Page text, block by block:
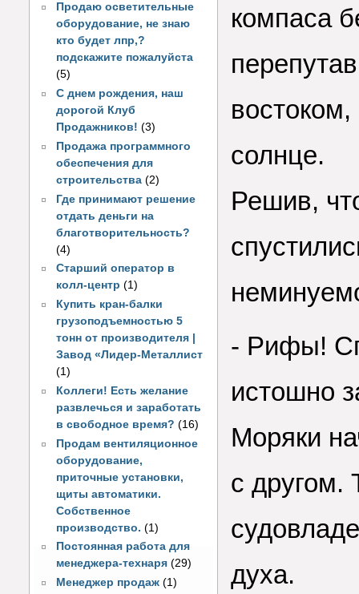
Продаю осветительные
оборудование, не знаю
кто будет лпр,?
подскажите пожалуйста
(5)
С днем рождения, наш
дорогой Клуб
Продажников! (3)
Продажа программного
обеспечения для
строительства (2)
Где принимают решение
отдать деньги на
благотворительность?
(4)
Старший оператор в
колл-центр (1)
Купить кран-балки
грузоподъемностью 5
тонн от производителя |
Завод «Лидер-Металлист
(1)
Коллеги! Есть желание
развлечься и заработать
в свободное время? (16)
Продам вентиляционное
оборудование,
приточные установки,
щиты автоматики.
Собственное
производство. (1)
Постоянная работа для
менеджера-технаря (29)
Менеджер продаж (1)
компаса
солнце.
Решив,
- Рифы!
истошно
Моряки
с другом.
духа.